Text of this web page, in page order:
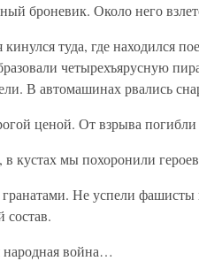
броневик. Около него
туда, где находился
четырехъярусную
В автомашинах рвались
ценой. От взрыва
в кустах мы похоронили
Не успели фашисты
война…